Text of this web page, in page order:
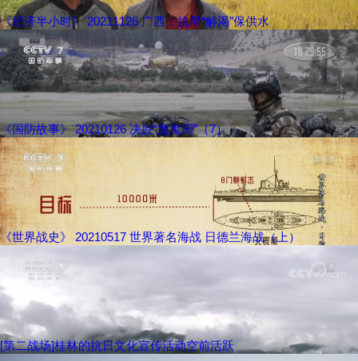
《经济半小时》 20211126 广西：抗旱“解渴”保供水
《国防故事》 20210126 决胜“魔鬼周”（7）
《世界战史》 20210517 世界著名海战 日德兰海战（上）
[第二战场]桂林的抗日文化宣传活动空前活跃